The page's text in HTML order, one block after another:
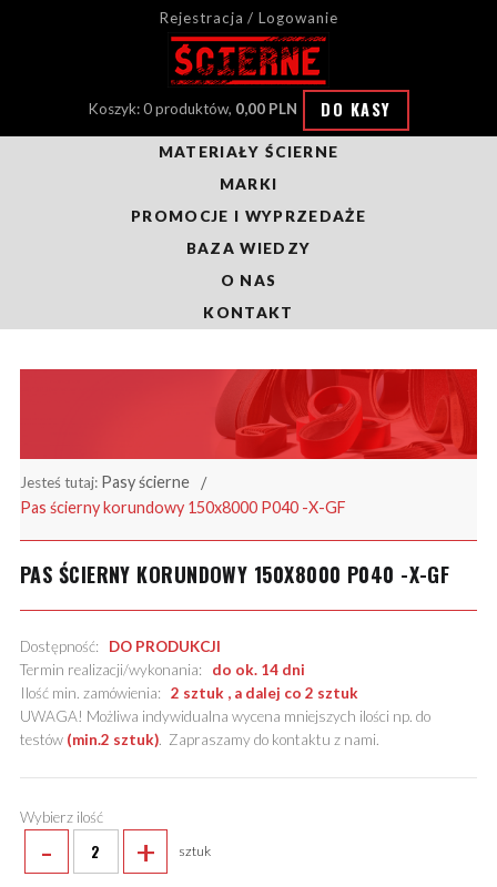
Rejestracja / Logowanie
Koszyk: 0 produktów, 0,00 PLN DO KASY
MATERIAŁY ŚCIERNE
MARKI
PROMOCJE I WYPRZEDAŻE
BAZA WIEDZY
O NAS
KONTAKT
Jesteś tutaj: Pasy ścierne
Pas ścierny korundowy 150x8000 P040 -X-GF
PAS ŚCIERNY KORUNDOWY 150X8000 P040 -X-GF
Dostępność: DO PRODUKCJI
Termin realizacji/wykonania: do ok. 14 dni
Ilość min. zamówienia: 2 sztuk , a dalej co 2 sztuk
UWAGA! Możliwa indywidualna wycena mniejszych ilości np. do
testów (min.2 sztuk). Zapraszamy do kontaktu z nami.
Wybierz ilość
- + sztuk